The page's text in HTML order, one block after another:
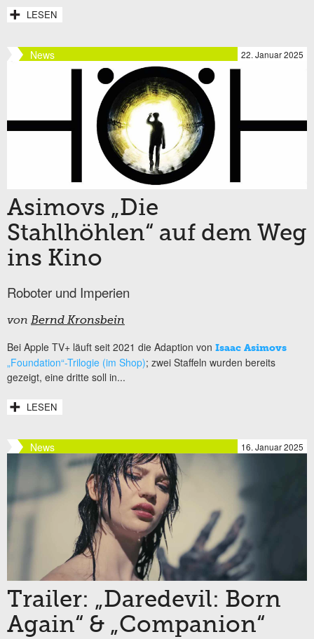
LESEN
News 22. Januar 2025
Asimovs „Die
Stahlhöhlen“ auf dem Weg
ins Kino
Roboter und Imperien
von Bernd Kronsbein
Bei Apple TV+ läuft seit 2021 die Adaption von Isaac Asimovs
„Foundation“-Trilogie (im Shop); zwei Staffeln wurden bereits
gezeigt, eine dritte soll in...
LESEN
News 16. Januar 2025
Trailer: „Daredevil: Born
Again“ & „Companion“